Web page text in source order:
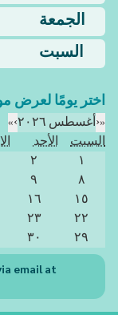
الجمعة
السبت
اختر يومًا لعرض
«
‹أغسطس ٢٠٢٦ ›
»
السبت
الأحد
١
٢
٨
٩
١٥
١٦
٢٢
٢٣
٢٩
٣٠
email at